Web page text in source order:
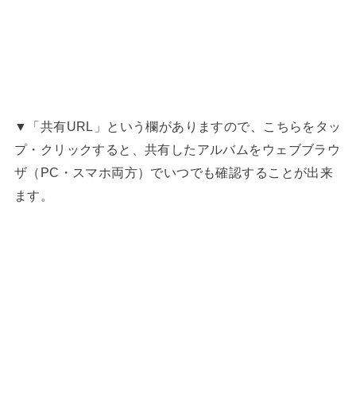
▼「共有URL」という欄がありますので、こちらをタッ
プ・クリックすると、共有したアルバムをウェブブラウ
ザ（PC・スマホ両方）でいつでも確認することが出来
ます。